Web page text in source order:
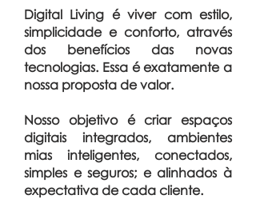
Digital Living é viver com estilo,
simplicidade e conforto, através
dos benefícios das novas
tecnologias. Essa é exatamente a
nossa proposta de valor.
Nosso objetivo é criar espaços
digitais integrados, ambientes
mias inteligentes, conectados,
simples e seguros; e alinhados à
expectativa de cada cliente.